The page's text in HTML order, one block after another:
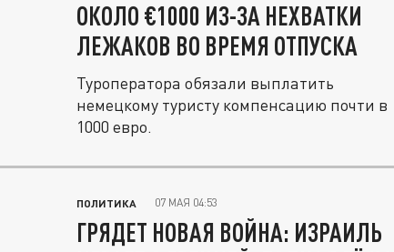
ОКОЛО €1000 ИЗ-ЗА НЕХВАТКИ
ЛЕЖАКОВ ВО ВРЕМЯ ОТПУСКА
Туроператора обязали выплатить
немецкому туристу компенсацию почти в
1000 евро.
ПОЛИТИКА 07 МАЯ 04:53
ГРЯДЕТ НОВАЯ ВОЙНА: ИЗРАИЛЬ